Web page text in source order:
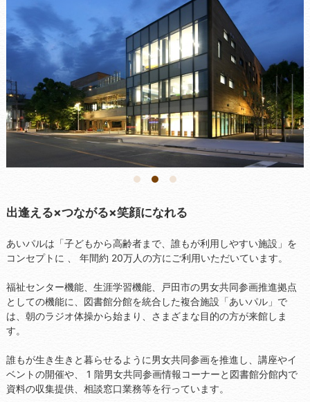
出逢える×つながる×笑顔になれる
あいパルは「子どもから高齢者まで、誰もが利用しやすい施設」を
コンセプトに 、 年間約 20万人の方にご利用いただいています。
福祉センター機能、生涯学習機能、戸田市の男女共同参画推進拠点
としての機能に、図書館分館を統合した複合施設「あいパル」で
は、朝のラジオ体操から始まり、さまざまな目的の方が来館しま
す。
誰もが生き生きと暮らせるように男女共同参画を推進し、講座やイ
ベントの開催や、 1 階男女共同参画情報コーナーと図書館分館内で
資料の収集提供、相談窓口業務等を行っています。